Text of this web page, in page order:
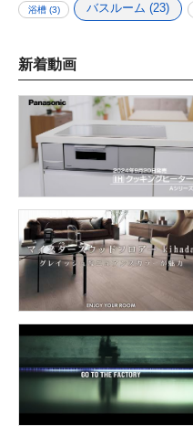
浴槽(3) バスルーム (23)
新着動画